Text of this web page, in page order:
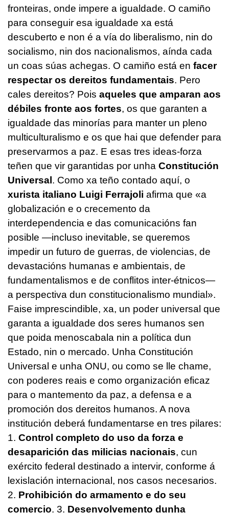
fronteiras, onde impere a igualdade. O camiño
para conseguir esa igualdade xa está
descuberto e non é a vía do liberalismo, nin do
socialismo, nin dos nacionalismos, aínda cada
un coas súas achegas. O camiño está en facer
respectar os dereitos fundamentais. Pero
cales dereitos? Pois aqueles que amparan aos
débiles fronte aos fortes, os que garanten a
igualdade das minorías para manter un pleno
multiculturalismo e os que hai que defender para
preservarmos a paz. E esas tres ideas-forza
teñen que vir garantidas por unha Constitución
Universal. Como xa teño contado aquí, o
xurista italiano Luigi Ferrajoli afirma que «a
globalización e o crecemento da
interdependencia e das comunicacións fan
posible —incluso inevitable, se queremos
impedir un futuro de guerras, de violencias, de
devastacións humanas e ambientais, de
fundamentalismos e de conflitos inter-étnicos—
a perspectiva dun constitucionalismo mundial».
Faise imprescindible, xa, un poder universal que
garanta a igualdade dos seres humanos sen
que poida menoscabala nin a política dun
Estado, nin o mercado. Unha Constitución
Universal e unha ONU, ou como se lle chame,
con poderes reais e como organización eficaz
para o mantemento da paz, a defensa e a
promoción dos dereitos humanos. A nova
institución deberá fundamentarse en tres pilares:
1. Control completo do uso da forza e
desaparición das milicias nacionais, cun
exército federal destinado a intervir, conforme á
lexislación internacional, nos casos necesarios.
2. Prohibición do armamento e do seu
comercio. 3. Desenvolvemento dunha